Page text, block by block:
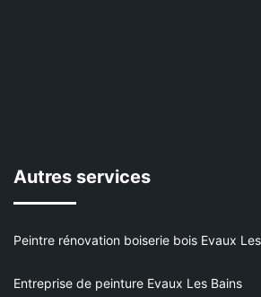
Autres services
Peintre rénovation boiserie bois Evaux
Entreprise de peinture Evaux Les Bains